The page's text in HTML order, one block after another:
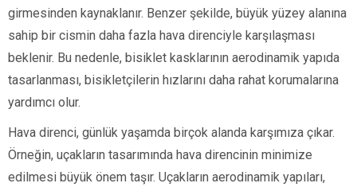
girmesinden kaynaklanır. Benzer şekilde, büyük yüzey alanına
sahip bir cismin daha fazla hava direnciyle karşılaşması
beklenir. Bu nedenle, bisiklet kasklarının aerodinamik yapıda
tasarlanması, bisikletçilerin hızlarını daha rahat korumalarına
yardımcı olur.
Hava direnci, günlük yaşamda birçok alanda karşımıza çıkar.
Örneğin, uçakların tasarımında hava direncinin minimize
edilmesi büyük önem taşır. Uçakların aerodinamik yapıları,